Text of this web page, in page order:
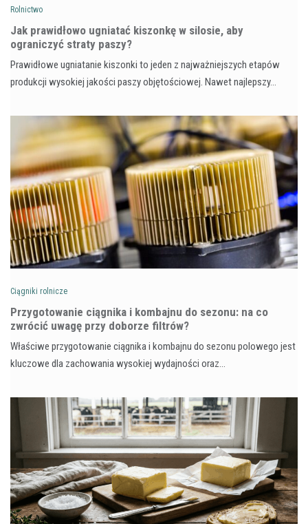
Rolnictwo
Jak prawidłowo ugniatać kiszonkę w silosie, aby
ograniczyć straty paszy?
Prawidłowe ugniatanie kiszonki to jeden z najważniejszych etapów
produkcji wysokiej jakości paszy objętościowej. Nawet najlepszy…
Ciągniki rolnicze
Przygotowanie ciągnika i kombajnu do sezonu: na co
zwrócić uwagę przy doborze filtrów?
Właściwe przygotowanie ciągnika i kombajnu do sezonu polowego jest
kluczowe dla zachowania wysokiej wydajności oraz…